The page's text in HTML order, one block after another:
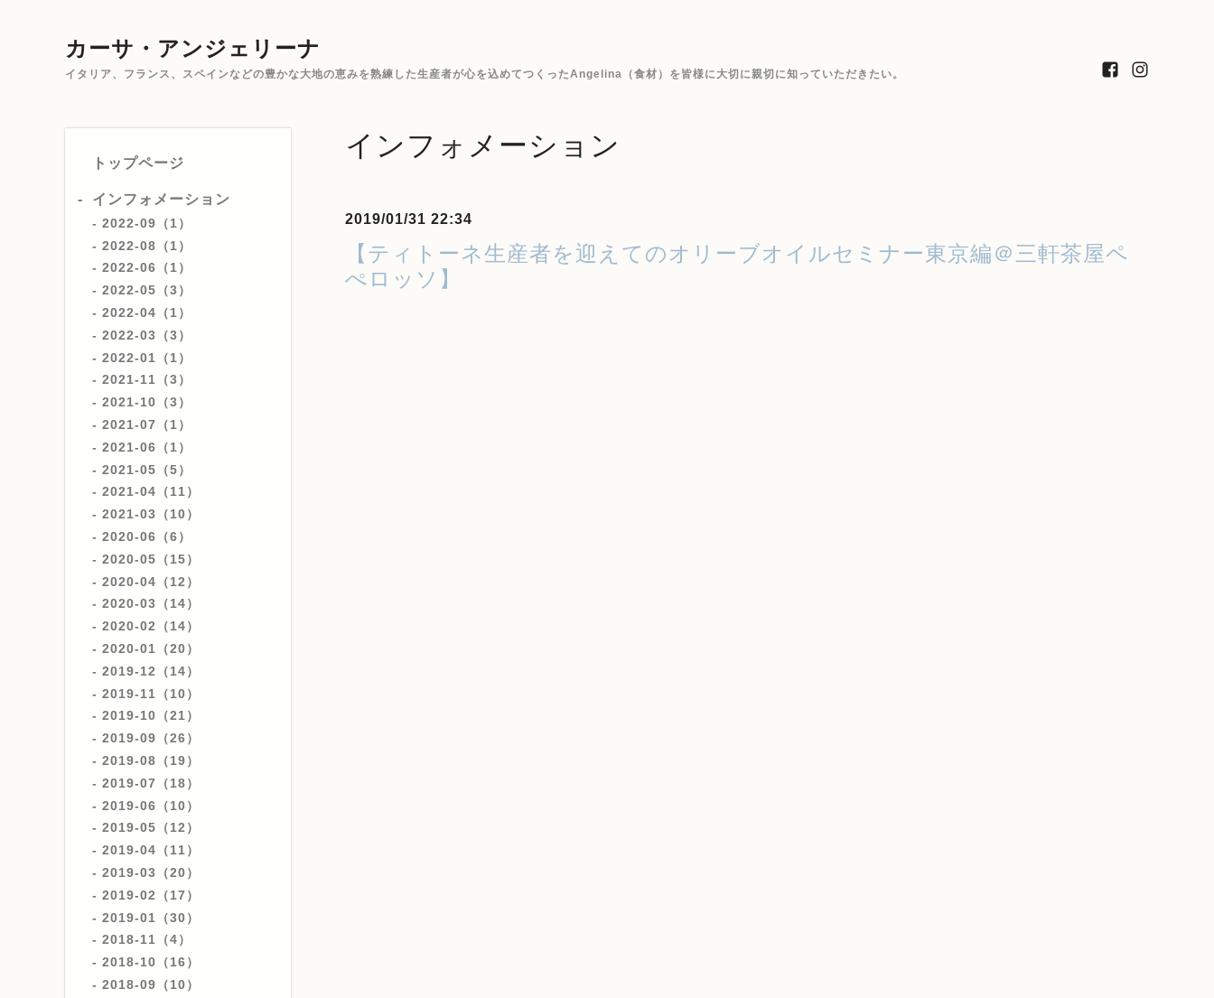
カーサ・アンジェリーナ
イタリア、フランス、スペインなどの豊かな大地の恵みを熟練した生産者が心を込めてつくったAngelina（食材）を皆様に大切に親切に知っていただきたい。
トップページ
インフォメーション
2022-09（1）
2022-08（1）
2022-06（1）
2022-05（3）
2022-04（1）
2022-03（3）
2022-01（1）
2021-11（3）
2021-10（3）
2021-07（1）
2021-06（1）
2021-05（5）
2021-04（11）
2021-03（10）
2020-06（6）
2020-05（15）
2020-04（12）
2020-03（14）
2020-02（14）
2020-01（20）
2019-12（14）
2019-11（10）
2019-10（21）
2019-09（26）
2019-08（19）
2019-07（18）
2019-06（10）
2019-05（12）
2019-04（11）
2019-03（20）
2019-02（17）
2019-01（30）
2018-11（4）
2018-10（16）
2018-09（10）
インフォメーション
2019/01/31 22:34
【ティトーネ生産者を迎えてのオリーブオイルセミナー東京編＠三軒茶屋ペ
ぺロッソ】